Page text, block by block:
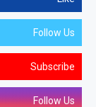
Follow Us
Subscribe
Follow Us